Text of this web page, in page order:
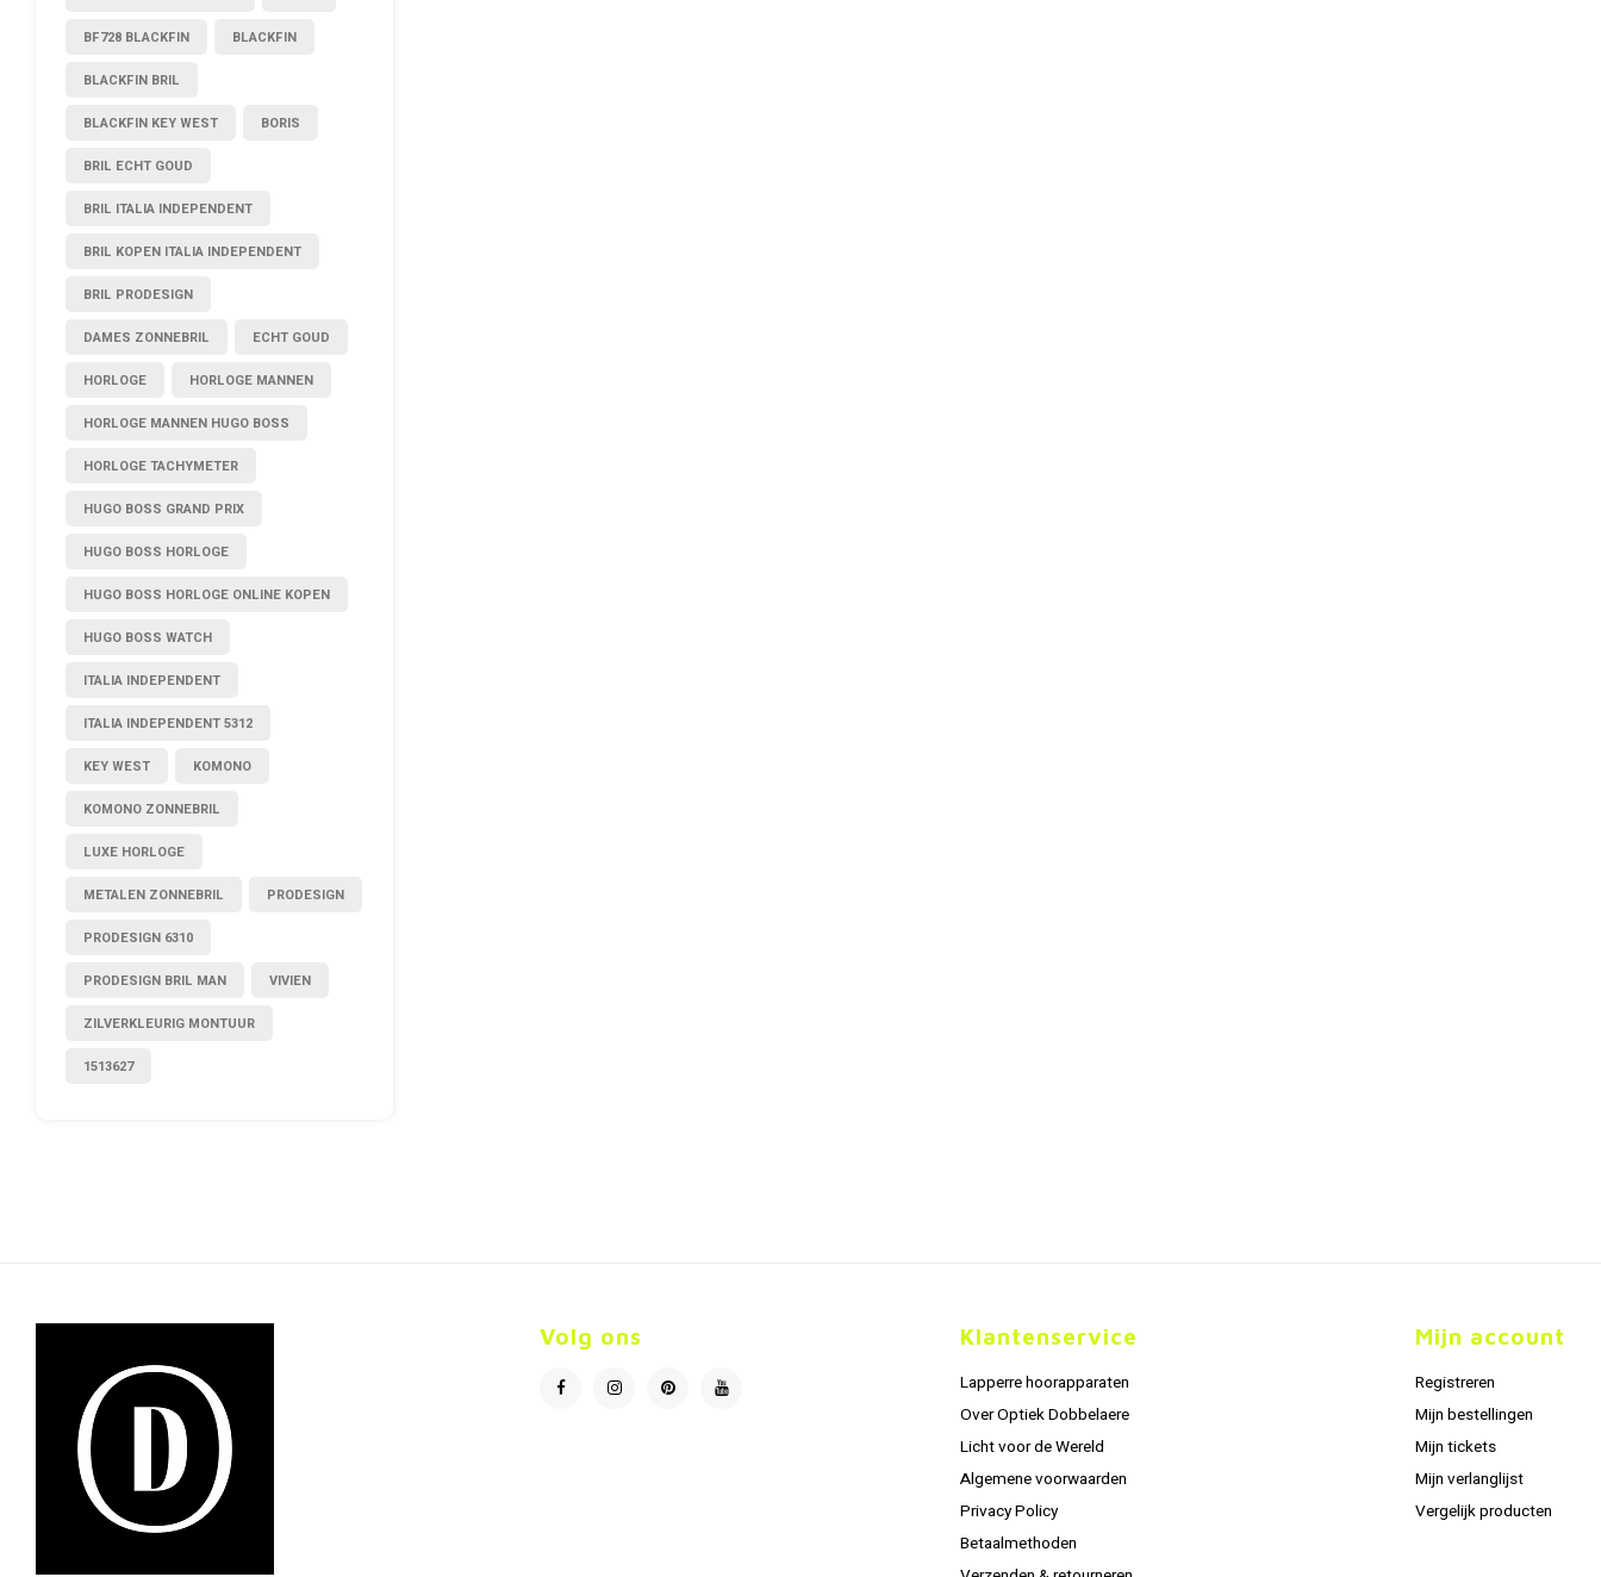
BF728 BLACKFIN BLACKFIN
BLACKFIN BRIL
BLACKFIN KEY WEST BORIS
BRIL ECHT GOUD
BRIL ITALIA INDEPENDENT
BRIL KOPEN ITALIA INDEPENDENT
BRIL PRODESIGN
DAMES ZONNEBRIL ECHT GOUD
HORLOGE HORLOGE MANNEN
HORLOGE MANNEN HUGO BOSS
HORLOGE TACHYMETER
HUGO BOSS GRAND PRIX
HUGO BOSS HORLOGE
HUGO BOSS HORLOGE ONLINE KOPEN
HUGO BOSS WATCH
ITALIA INDEPENDENT
ITALIA INDEPENDENT 5312
KEY WEST KOMONO
KOMONO ZONNEBRIL
LUXE HORLOGE
METALEN ZONNEBRIL PRODESIGN
PRODESIGN 6310
PRODESIGN BRIL MAN VIVIEN
ZILVERKLEURIG MONTUUR
1513627
Volg ons Klantenservice
Lapperre hoorapparaten
Over Optiek Dobbelaere
Licht voor de Wereld
Algemene voorwaarden
Privacy Policy
Betaalmethoden
Mijn account
Registreren
Mijn bestellingen
Mijn tickets
Mijn verlanglijst
Vergelijk producten